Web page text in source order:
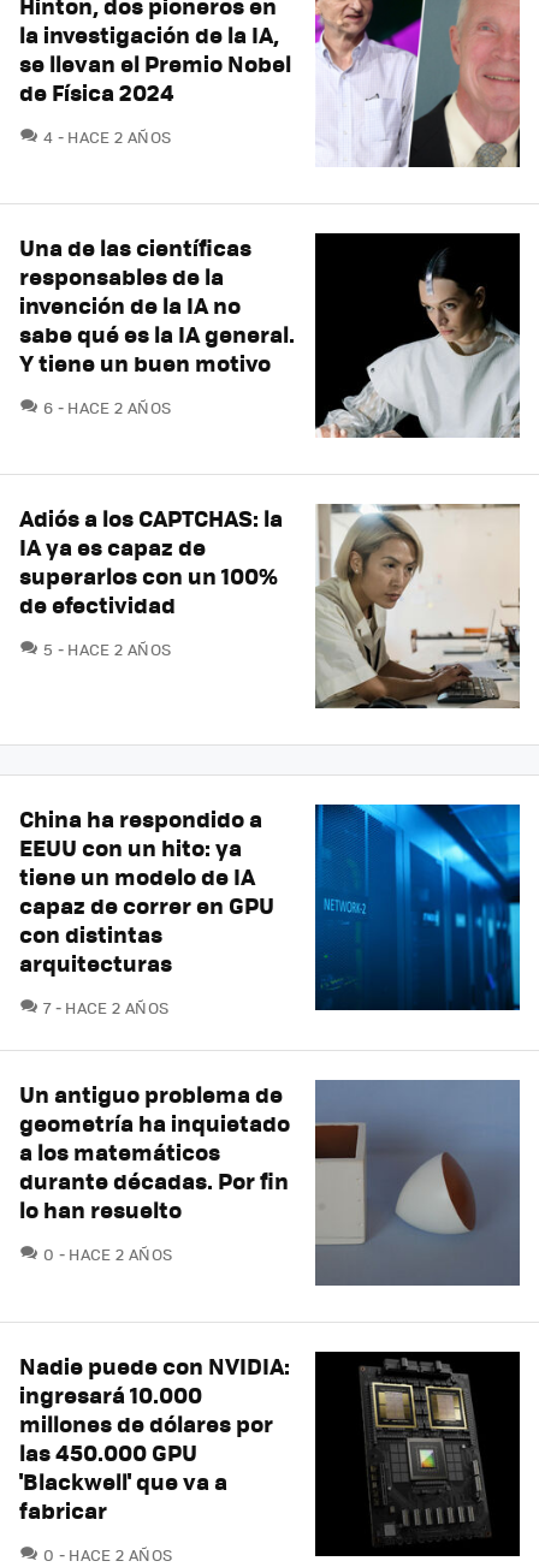
la investigación de la IA,
se llevan el Premio Nobel
de Física 2024
4 COMENTARIOS
HACE 2 AÑOS
Una de las científicas
responsables de la
invención de la IA no
sabe qué es la IA general.
Y tiene un buen motivo
6 COMENTARIOS
HACE 2 AÑOS
Adiós a los CAPTCHAS: la
IA ya es capaz de
superarlos con un 100%
de efectividad
5 COMENTARIOS
HACE 2 AÑOS
China ha respondido a
EEUU con un hito: ya
tiene un modelo de IA
capaz de correr en GPU
con distintas
arquitecturas
7COMENTARIOS
HACE 2 AÑOS
Un antiguo problema de
geometría ha inquietado
a los matemáticos
durante décadas. Por fin
lo han resuelto
0 COMENTARIOS
HACE 2 AÑOS
Nadie puede con NVIDIA:
ingresará 10.000
millones de dólares por
las 450.000 GPU
'Blackwell' que va a
fabricar
0 COMENTARIOS
HACE 2 AÑOS